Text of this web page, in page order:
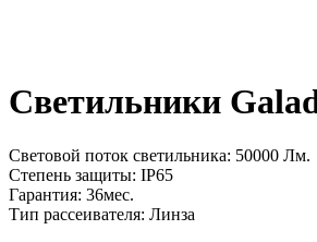
Светильники
Световой поток светильника: 50000 Лм.
Степень защиты: IP65
Гарантия: 36мес.
Тип рассеивателя: Линза